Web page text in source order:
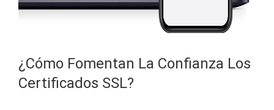
¿Cómo Fomentan La Confianza Los
Certificados SSL?